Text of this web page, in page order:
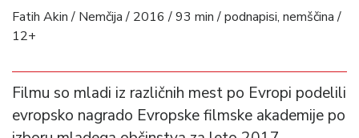
Fatih Akin / Nemčija / 2016 / 93 min / podnapisi, nemščina /
12+
Filmu so mladi iz različnih mest po Evropi podelili
evropsko nagrado Evropske filmske akademije po